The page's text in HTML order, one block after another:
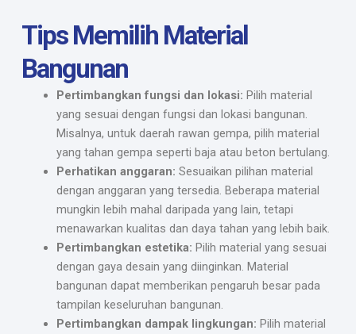
Tips Memilih Material
Bangunan
Pertimbangkan fungsi dan lokasi: Pilih material
yang sesuai dengan fungsi dan lokasi bangunan.
Misalnya, untuk daerah rawan gempa, pilih material
yang tahan gempa seperti baja atau beton bertulang.
Perhatikan anggaran: Sesuaikan pilihan material
dengan anggaran yang tersedia. Beberapa material
mungkin lebih mahal daripada yang lain, tetapi
menawarkan kualitas dan daya tahan yang lebih baik.
Pertimbangkan estetika: Pilih material yang sesuai
dengan gaya desain yang diinginkan. Material
bangunan dapat memberikan pengaruh besar pada
tampilan keseluruhan bangunan.
Pertimbangkan dampak lingkungan: Pilih material